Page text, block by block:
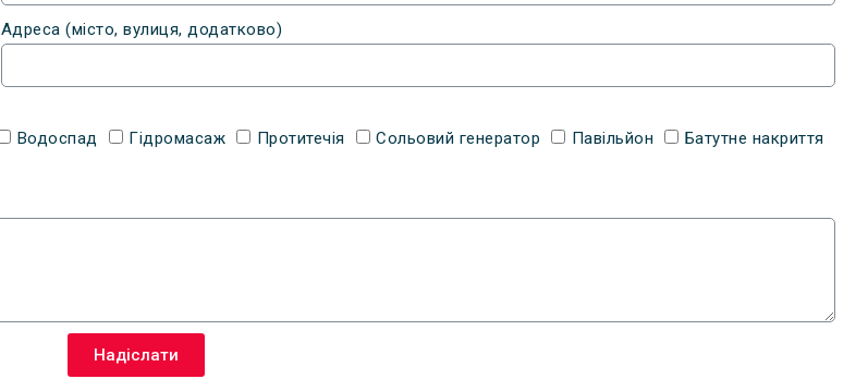
Адреса (місто, вулиця, додатково)
Водоспад Гідромасаж Протитечія Сольовий генератор Павільйон
Батутне накриття
Надіслати